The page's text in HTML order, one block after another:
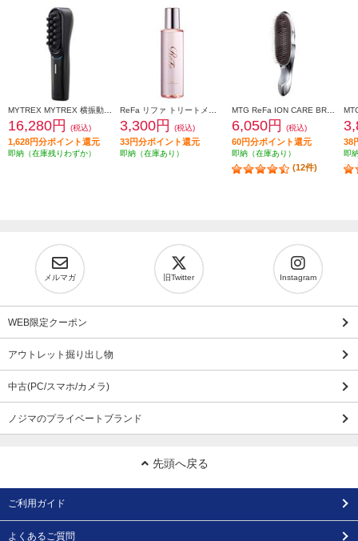
16,280円 (税込)
1,628円分ポイント還元
即納（在庫残りわずか）
3,300円 (税込)
33円分ポイント還元
即納（在庫あり）
6,050円 (税込)
60円分ポイント還元
即納（在庫あり）
(12件)
38
即
メルマガ 旧Twitter Instagram
WEB限定クーポン
アウトレット掘り出し物
中古(PC/スマホ/カメラ)
ノジマのプライベートブランド
先頭へ戻る
ご利用ガイド
よくあるご質問